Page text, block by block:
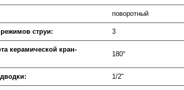
поворотный
струи: 3
керамической кран-
180°
1/2"